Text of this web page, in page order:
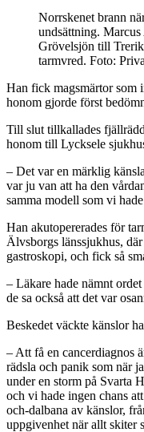
Norrskenet brann
undsättning.
Grövelsjön till
tarmvred. Foto:
Han fick magsmärtor som
honom gjorde först
Till slut tillkallades
honom till Lycksele
– Det var en märklig
var ju van att ha den
samma modell som vi
Han akutopererades för
Älvsborgs länssjukhus,
gastroskopi, och fick så
– Läkare hade nämnt
de sa också att det var
Beskedet väckte känslor
– Att få en cancerdiagnos
rädsla och panik som när
under en storm på Svarta
och vi hade ingen chans
och-dalbana av känslor,
uppgivenhet när allt skiter